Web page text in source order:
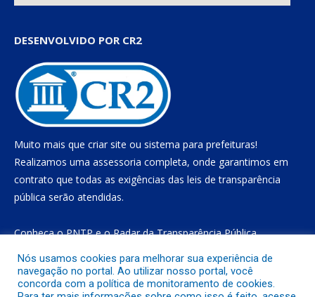
DESENVOLVIDO POR CR2
Muito mais que criar site ou sistema para prefeituras!
Realizamos uma assessoria completa, onde garantimos em
contrato que todas as exigências das leis de transparência
pública serão atendidas.
Conheça oPNTPe oRadar da Transparência Pública
Todos os direitos reservados a Prefeitura Municipal de Gurupá
Nós usamos cookies para melhorar sua experiência de
navegação no portal. Ao utilizar nosso portal, você
concorda com a política de monitoramento de cookies.